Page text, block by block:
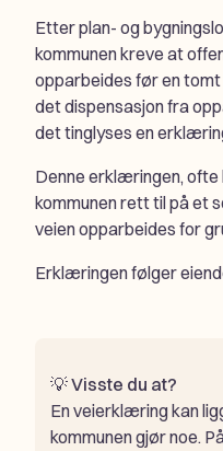
Etter plan- og
kommunen kreve at
opparbeides før en
det dispensasjon fra
det tinglyses en
Denne erklæringen, ofte
kommunen rett til på et
veien opparbeides for
Erklæringen følger
💡Visste du at?
En veierklæring kan
kommunen gjør noe.